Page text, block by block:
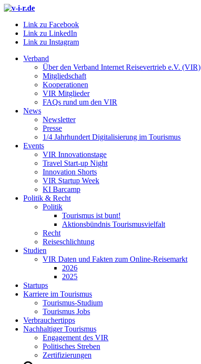
Link zu Facebook
Link zu LinkedIn
Link zu Instagram
Verband
Über den Verband Internet Reisevertrieb e.V. (VIR)
Mitgliedschaft
Kooperationen
VIR Mitglieder
FAQs rund um den VIR
News
Newsletter
Presse
1/4 Jahrhundert Digitalisierung im Tourismus
Events
VIR Innovationstage
Travel Start-up Night
Innovation Shorts
VIR Startup Week
KI Barcamp
Politik & Recht
Politik
Tourismus ist bunt!
Aktionsbündnis Tourismusvielfalt
Recht
Reiseschlichtung
Studien
VIR Daten und Fakten zum Online-Reisemarkt
2026
2025
Startups
Karriere im Tourismus
Tourismus-Studium
Tourismus Jobs
Verbrauchertipps
Nachhaltiger Tourismus
Engagement des VIR
Politisches Streben
Zertifizierungen